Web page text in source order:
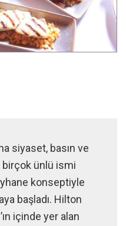
siyaset, basın ve
birçok ünlü ismi
konseptiyle
başladı. Hilton
içinde yer alan